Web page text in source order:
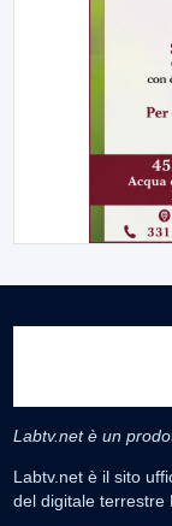
Labtv.net è un
Labtv.net è il sito
del digitale terrestre